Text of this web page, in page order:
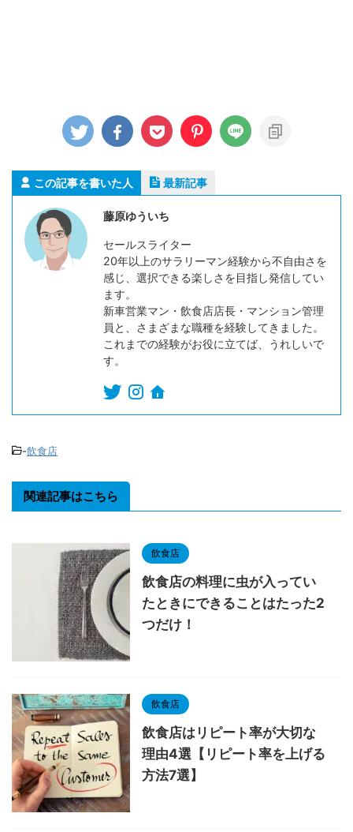
この記事を書いた人 最新記事
藤原ゆういち
セールスライター
20年以上のサラリーマン経験から不自由さを
感じ、選択できる楽しさを目指し発信してい
ます。
新車営業マン・飲食店店長・マンション管理
員と、さまざまな職種を経験してきました。
これまでの経験がお役に立てば、うれしいで
す。
-飲食店
関連記事はこちら
飲食店
飲食店の料理に虫が入ってい
たときにできることはたった2
つだけ！
飲食店
飲食店はリピート率が大切な
理由4選【リピート率を上げる
方法7選】